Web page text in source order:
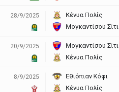
28/9/2025
Κένυα Πολίς
Μογκαντίσου Σίτι
20/9/2025
Μογκαντίσου Σίτι
Κένυα Πολίς
8/9/2025
Εθιόπιαν Κόφι
Κένυα Πολίς